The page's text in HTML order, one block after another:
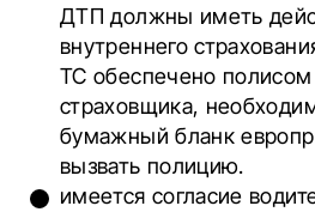
ДТП должны иметь
внутреннего
ТС обеспечено полисом
страховщика,
бумажный бланк
вызвать полицию.
имеется согласие